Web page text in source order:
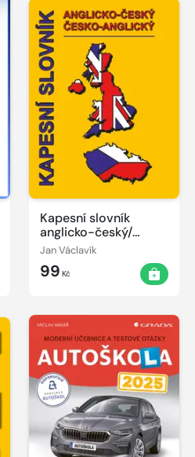
Kapesní slovník
anglicko-český/
česko-anglický
Jan Václavík
99 Kč